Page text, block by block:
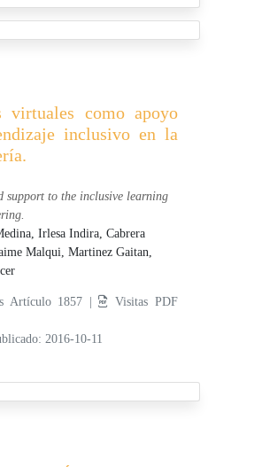
virtuales como apoyo
inclusivo en la
support to the inclusive learning
Irlesa Indira,Cabrera
Malqui,Martinez Gaitan,
Artículo 1857 |
Visitas PDF
2016-10-11